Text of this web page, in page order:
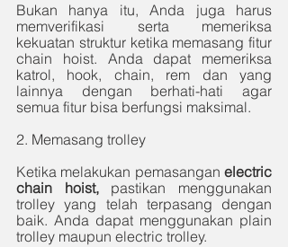
Bukan hanya itu, Anda juga harus
memverifikasi serta memeriksa
kekuatan struktur ketika memasang fitur
chain hoist. Anda dapat memeriksa
katrol, hook, chain, rem dan yang
lainnya dengan berhati-hati agar
semua fitur bisa berfungsi maksimal.
2. Memasang trolley
Ketika melakukan pemasangan electric
chain hoist, pastikan menggunakan
trolley yang telah terpasang dengan
baik. Anda dapat menggunakan plain
trolley maupun electric trolley.